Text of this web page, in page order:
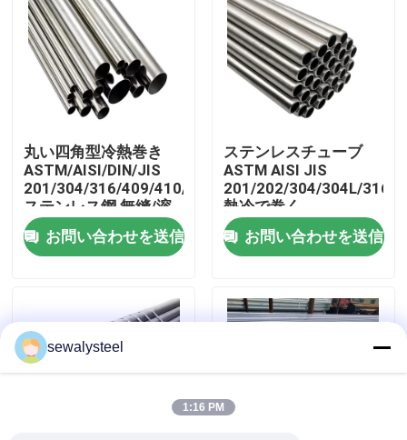
ビデオ
企業情報
会社案内
品質管理
お問い合わせ
すべての場合
丸い四角型冷熱巻き
ASTM/AISI/DIN/JIS
201/304/316/409/410/430/316L/304L
ステンレス鋼 無縫/溶
接管
お問い合わせを送信
ステンレスチューブ
ASTM AISI JIS
201/202/304/304L/316/
熱冷で巻く
お問い合わせを送信
sewalysteel
1:16 PM